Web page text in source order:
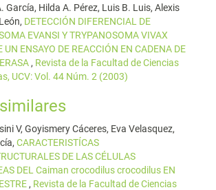
García, Hilda A. Pérez, Luis B. Luis, Alexis
DETECCIÓN DIFERENCIAL DE
EVANSI Y TRYPANOSOMA VIVAX
UN ENSAYO DE REACCIÓN EN CADENA DE
, Revista de la Facultad de Ciencias
UCV: Vol. 44 Núm. 2 (2003)
V, Goyismery Cáceres, Eva Velasquez,
CARACTERISTÍCAS
DE LAS CÉLULAS
DEL Caiman crocodilus crocodilus EN
, Revista de la Facultad de Ciencias